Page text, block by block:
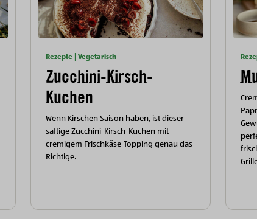
Rezepte | Vegetarisch
Zucchini-Kirsch-
Kuchen
Wenn Kirschen Saison haben, ist dieser
saftige Zucchini-Kirsch-Kuchen mit
cremigem Frischkäse-Topping genau das
Richtige.